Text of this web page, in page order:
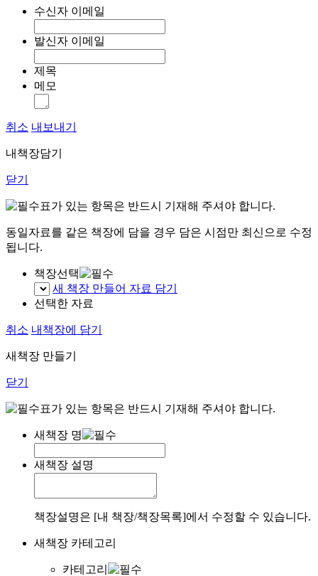
수신자 이메일
발신자 이메일
제목
메모
취소 내보내기
내책장담기
닫기
표가 있는 항목은 반드시 기재해 주셔야 합니다.
동일자료를 같은 책장에 담을 경우 담은 시점만 최신으로 수정
됩니다.
책장선택
새 책장 만들어 자료 담기
선택한 자료
취소 내책장에 담기
새책장 만들기
닫기
표가 있는 항목은 반드시 기재해 주셔야 합니다.
새책장 명
새책장 설명
책장설명은 [내 책장/책장목록]에서 수정할 수 있습니다.
새책장 카테고리
카테고리